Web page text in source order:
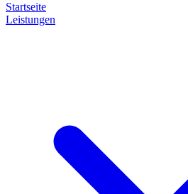
Startseite
Leistungen